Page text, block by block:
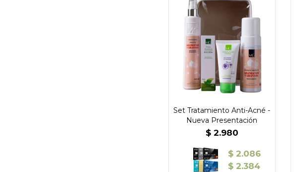
Set Tratamiento Anti-Acné -
Nueva Presentación
$ 2.980
$ 2.086
$ 2.384